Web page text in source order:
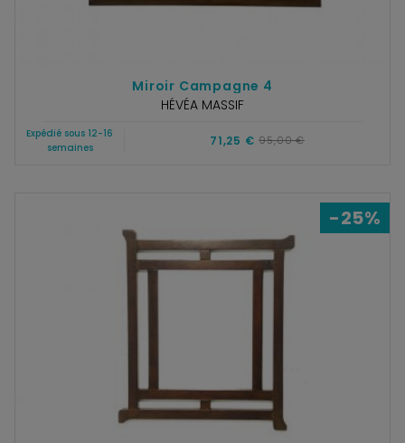
Miroir Campagne 4
HÉVÉA MASSIF
Expédié sous 12-16
semaines
71,25 € 95,00 €
-25%